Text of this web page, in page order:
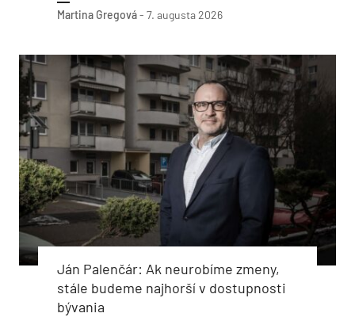
Martina Gregová- 7. augusta 2026
Ján Palenčár: Ak neurobíme zmeny,
stále budeme najhorší v dostupnosti
bývania